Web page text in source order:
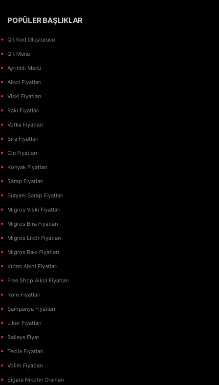
POPÜLER BAŞLIKLAR
QR Kod Oluşturucu
QR Menü
Ayrıntılı Menü
Alkol Fiyatları
Viski Fiyatları
Rakı Fiyatları
Votka Fiyatları
Bira Fiyatları
Cin Fiyatları
Konyak Fiyatları
Şarap Fiyatları
Süryani Şarap Fiyatları
Migros Viski Fiyatları
Migros Bira Fiyatları
Migros Likör Fiyatları
Migros Rakı Fiyatları
Kıbrıs Alkol Fiyatları
Free Shop Alkol Fiyatları
Rom Fiyatları
Şampanya Fiyatları
Likör Fiyatları
Baileys Fiyat
Tekila Fiyatları
Volim Fiyatları
Sigara Nikotin Oranları